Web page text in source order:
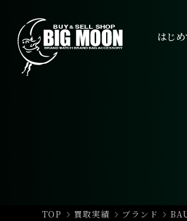
はじ
TOP 買取実績 ブランド